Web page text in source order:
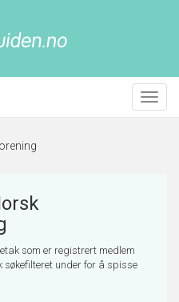
Meny
som er registrert medlem
under for å spisse